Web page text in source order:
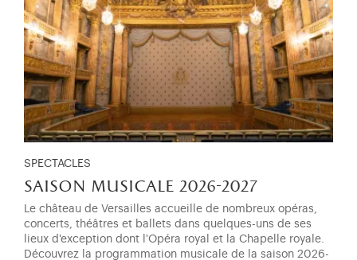
SPECTACLES
saison musicale 2026-2027
Le château de Versailles accueille de nombreux opéras,
concerts, théâtres et ballets dans quelques-uns de ses
lieux d'exception dont l'Opéra royal et la Chapelle royale.
Découvrez la programmation musicale de la saison 2026-